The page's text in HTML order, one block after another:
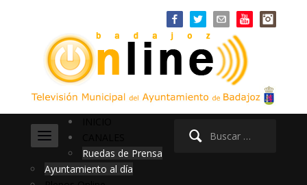
Buscar:
Ruedas de Prensa
Ayuntamiento al día